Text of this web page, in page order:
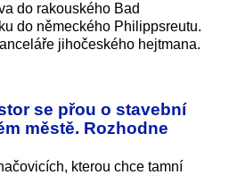
do rakouského Bad
do německého Philippsreutu.
jihočeského hejtmana.
se přou o stavební
městě. Rozhodne
kterou chce tamní